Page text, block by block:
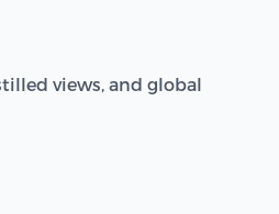
views, and global